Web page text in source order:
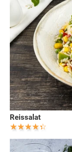
Reissalat